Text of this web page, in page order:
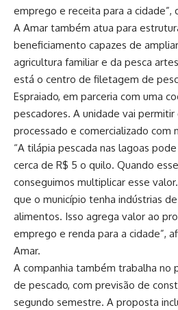
emprego e receita para a cidade”,
A Amar também atua para
beneficiamento capazes de
agricultura familiar e da pesca
está o centro de filetagem de
Espraiado, em parceria com uma
pescadores. A unidade vai
processado e comercializado com
“A tilápia pescada nas lagoas
cerca de R$ 5 o quilo. Quando
conseguimos multiplicar esse
que o município tenha indústrias
alimentos. Isso agrega valor ao
emprego e renda para a cidade”,
Amar.
A companhia também trabalha
de pescado, com previsão de
segundo semestre. A proposta